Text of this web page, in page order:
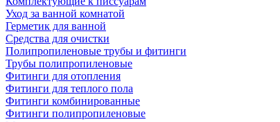
Уход за ванной комнатой
Герметик для ванной
Средства для очистки
Полипропиленовые трубы и фитинги
Трубы полипропиленовые
Фитинги для отопления
Фитинги для теплого пола
Фитинги комбинированные
Фитинги полипропиленовые